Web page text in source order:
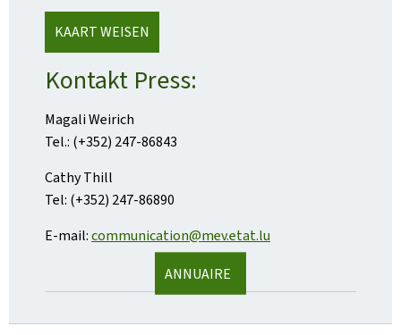
KAART WEISEN
Kontakt Press:
Magali Weirich
Tel.: (+352) 247-86843
Cathy Thill
Tel: (+352) 247-86890
E-mail:communication@mev.etat.lu
ANNUAIRE